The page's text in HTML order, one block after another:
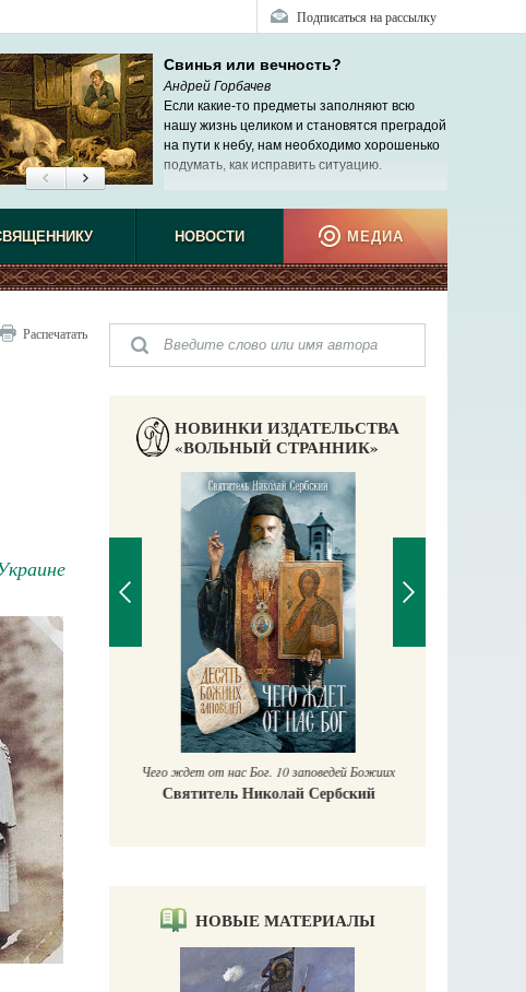
Подписаться на рассылку
Свинья или вечность?
Андрей Горбачев
Если какие-то предметы заполняют всю
нашу жизнь целиком и становятся преградой
на пути к небу, нам необходимо хорошенько
подумать, как исправить ситуацию.
НОВОСТИ МЕДИА
Распечатать
НОВИНКИ ИЗДАТЕЛЬСТВА
«ВОЛЬНЫЙ СТРАННИК»
Научись у
Чего ждет от нас Бог. 10 заповедей Божиих
Святитель Николай Сербский
НОВЫЕ МАТЕРИАЛЫ